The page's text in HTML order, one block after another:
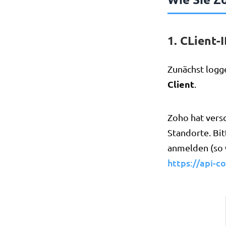
1. CLient-
Zunächst
Client.
Zoho hat
Standorte.
anmelden (so
https://api-